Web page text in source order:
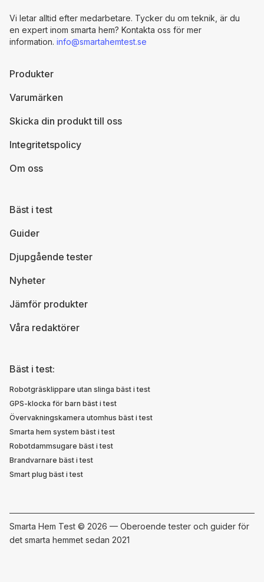
Bäst i test
Guider
Djupgående tester
Nyheter
Jämför produkter
Våra redaktörer
Produkter
Varumärken
Skicka din produkt till oss
Integritetspolicy
Om oss
Vi letar alltid efter medarbetare. Tycker du om teknik, är du
en expert inom smarta hem? Kontakta oss för mer
information. info@smartahemtest.se
Bäst i test:
Robotgräsklippare utan slinga bäst i test
GPS-klocka för barn bäst i test
Övervakningskamera utomhus bäst i test
Smarta hem system bäst i test
Robotdammsugare bäst i test
Brandvarnare bäst i test
Smart plug bäst i test
Smarta Hem Test © 2026 — Oberoende tester och guider för
det smarta hemmet sedan 2021